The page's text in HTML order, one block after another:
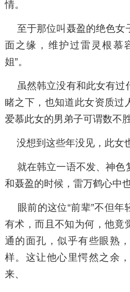
情。
至于那位叫聂盈的绝色女
面之缘，维护过雷灵根慕
姐”。
虽然韩立没有和此女有过
睹之下，也知道此女资质过
爱慕此女的男弟子可谓数不胜
没想到这些年没见，此女
就在韩立一语不发、神色
和聂盈的时候，雷万鹤心中
眼前的这位“前辈”不但年
有术，而且不知为何，他竟
通的面孔，似乎有些眼熟
样。这让他心里愕然之余
来、